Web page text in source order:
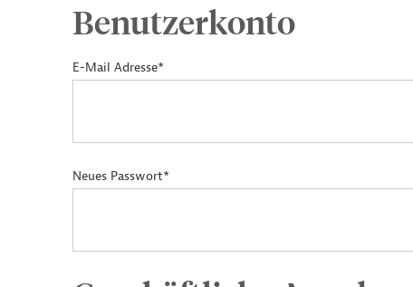
Benutzerkonto
E-Mail Adresse*
Neues Passwort*